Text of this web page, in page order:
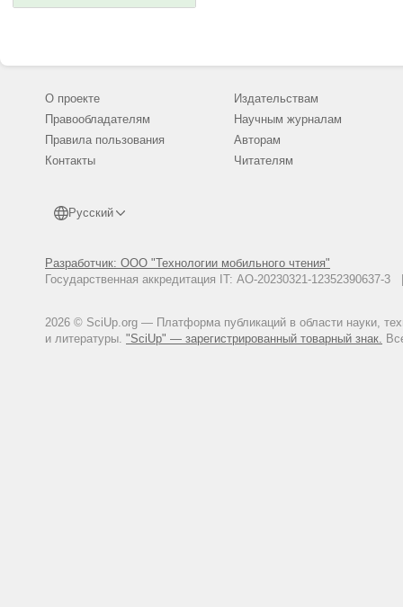
О проекте
Правообладателям
Правила пользования
Контакты
Русский
Разработчик: ООО "Технологии мобильного чтения"
Государственная аккредитация IT: АО-20230321-
2026 © SciUp.org — Платформа публикаций в области науки,
и литературы. "SciUp" — зарегистрированный товарный знак.
Издательствам
Научным журналам
Авторам
Читателям